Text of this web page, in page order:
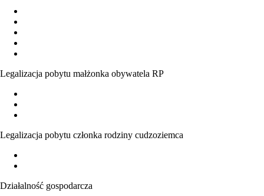
Legalizacja pobytu małżonka obywatela RP
Legalizacja pobytu członka rodziny cudzoziemca
Działalność gospodarcza